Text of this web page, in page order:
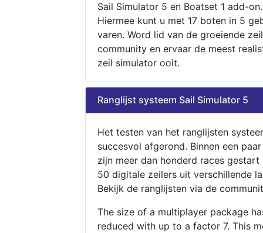
Sail Simulator 5 en Boatset 1 add-on.
Hiermee kunt u met 17 boten in 5
varen. Word lid van de groeiende zeil
community en ervaar de meest
zeil simulator ooit.
Ranglijst systeem Sail Simulator 5
Het testen van het ranglijsten
succesvol afgerond. Binnen een
zijn meer dan honderd races gestart
50 digitale zeilers uit verschillende
Bekijk de ranglijsten via de
The size of a multiplayer package
reduced with up to a factor 7. This